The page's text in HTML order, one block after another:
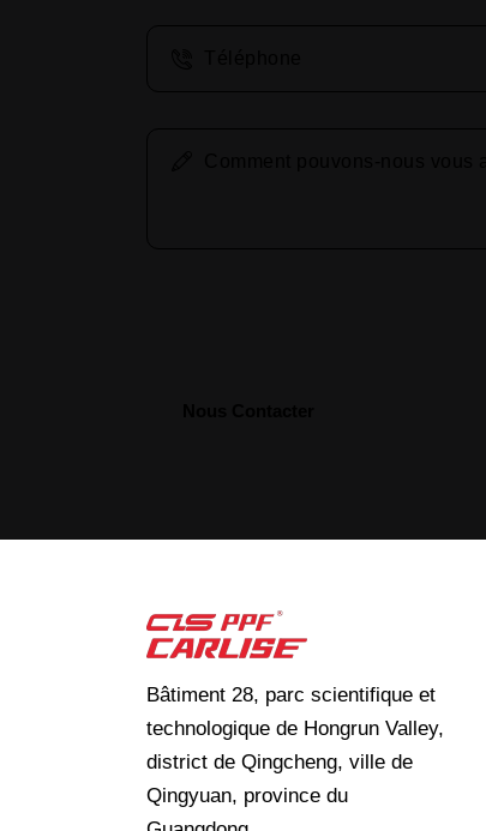
Bâtiment 28, parc scientifique et
technologique de Hongrun Valley,
district de Qingcheng, ville de
Qingyuan, province du